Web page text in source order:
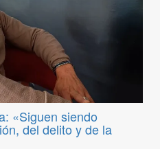
«Siguen siendo
del delito y de la